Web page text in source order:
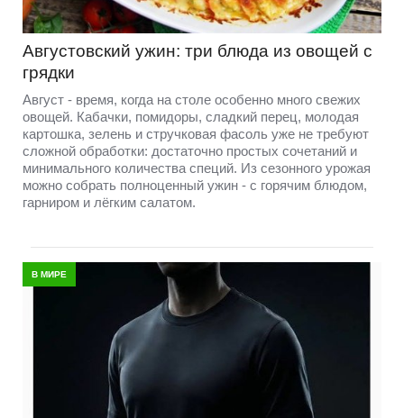
Августовский ужин: три блюда из овощей с
грядки
Август - время, когда на столе особенно много свежих
овощей. Кабачки, помидоры, сладкий перец, молодая
картошка, зелень и стручковая фасоль уже не требуют
сложной обработки: достаточно простых сочетаний и
минимального количества специй. Из сезонного урожая
можно собрать полноценный ужин - с горячим блюдом,
гарниром и лёгким салатом.
В МИРЕ